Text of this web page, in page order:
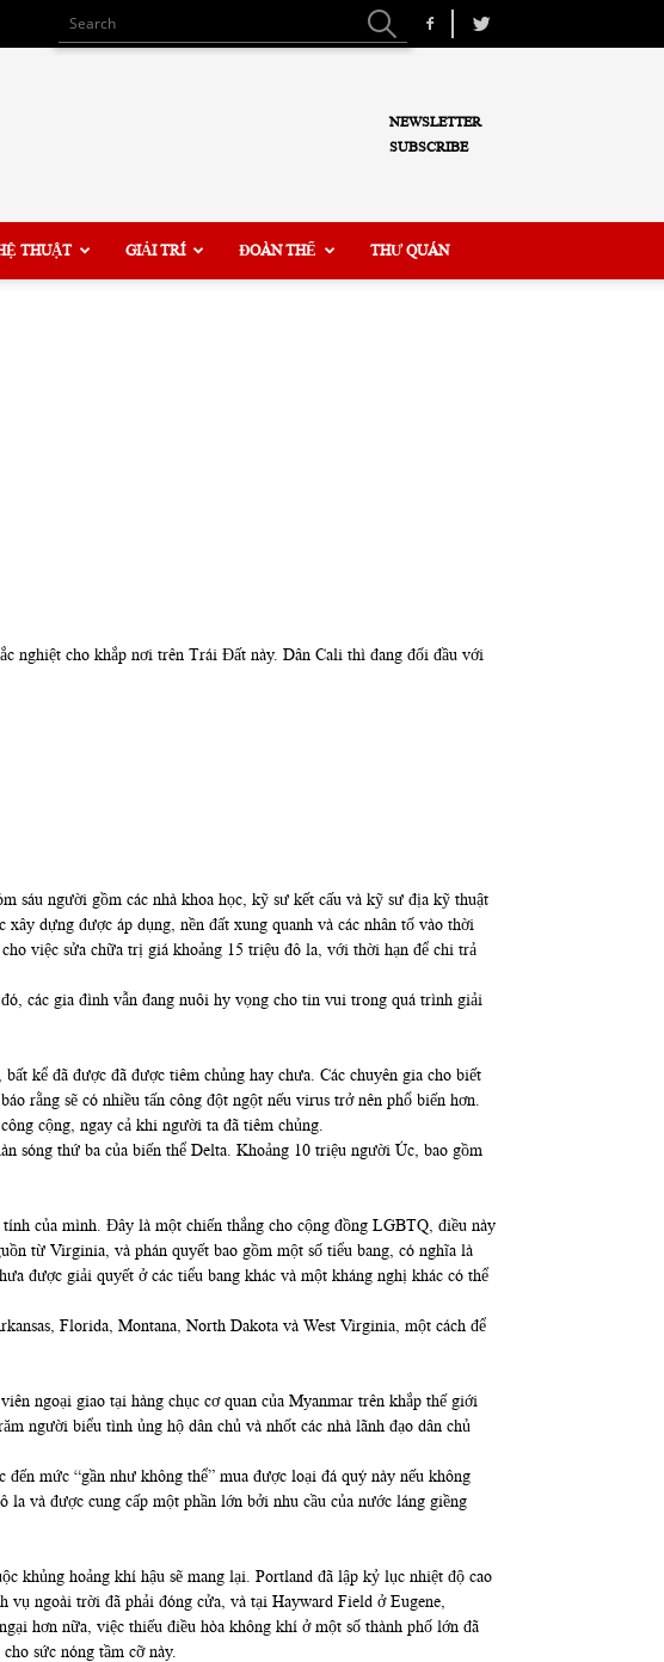
NEWSLETTER
SUBSCRIBE
THUẬT GIẢI TRÍ ĐOÀN THỂ THƯ QUÁN
nghiệt cho khắp nơi trên Trái Đất này. Dân Cali thì đang đối đầu với
sáu người gồm các nhà khoa học, kỹ sư kết cấu và kỹ sư địa kỹ thuật
dựng được áp dụng, nền đất xung quanh và các nhân tố vào thời
việc sửa chữa trị giá khoảng 15 triệu đô la, với thời hạn để chi trả
các gia đình vẫn đang nuôi hy vọng cho tin vui trong quá trình giải
kể đã được đã được tiêm chủng hay chưa. Các chuyên gia cho biết
rằng sẽ có nhiều tấn công đột ngột nếu virus trở nên phổ biến hơn.
cộng, ngay cả khi người ta đã tiêm chủng.
sóng thứ ba của biến thể Delta. Khoảng 10 triệu người Úc, bao gồm
của mình. Đây là một chiến thắng cho cộng đồng LGBTQ, điều này
từ Virginia, và phán quyết bao gồm một số tiểu bang, có nghĩa là
được giải quyết ở các tiểu bang khác và một kháng nghị khác có thể
Florida, Montana, North Dakota và West Virginia, một cách để
ngoại giao tại hàng chục cơ quan của Myanmar trên khắp thế giới
người biểu tình ủng hộ dân chủ và nhốt các nhà lãnh đạo dân chủ
mức “gần như không thể” mua được loại đá quý này nếu không
và được cung cấp một phần lớn bởi nhu cầu của nước láng giềng
khủng hoảng khí hậu sẽ mang lại. Portland đã lập kỷ lục nhiệt độ cao
vụ ngoài trời đã phải đóng cửa, và tại Hayward Field ở Eugene,
hơn nữa, việc thiếu điều hòa không khí ở một số thành phố lớn đã
sức nóng tầm cỡ này.